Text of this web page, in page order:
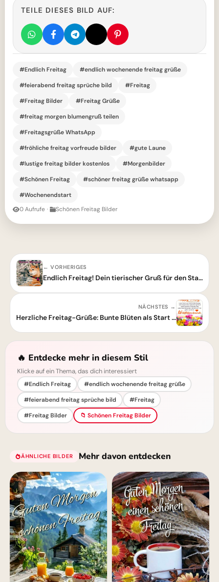
TEILE DIESES BILD AUF:
#Endlich Freitag
#endlich wochenende freitag grüße
#feierabend freitag sprüche bild
#Freitag
#Freitag Bilder
#Freitag Grüße
#freitag morgen blumengruß teilen
#Freitagsgrüße WhatsApp
#fröhliche freitag vorfreude bilder
#gute Laune
#lustige freitag bilder kostenlos
#Morgenbilder
#Schönen Freitag
#schöner freitag grüße whatsapp
#Wochenendstart
0 Aufrufe · Schönen Freitag Bilder
← VORHERIGES
Endlich Freitag! Dein tierischer Gruß für den Start ins genussvolle Wochenende
NÄCHSTES →
Herzliche Freitag-Grüße: Bunte Blüten als Start ins Wohlfühlwochenende
🔥 Entdecke mehr in diesem Stil
Klicke auf ein Thema, das dich interessiert
#Endlich Freitag
#endlich wochenende freitag grüße
#feierabend freitag sprüche bild
#Freitag
#Freitag Bilder
📁 Schönen Freitag Bilder
ÄHNLICHE BILDER Mehr davon entdecken